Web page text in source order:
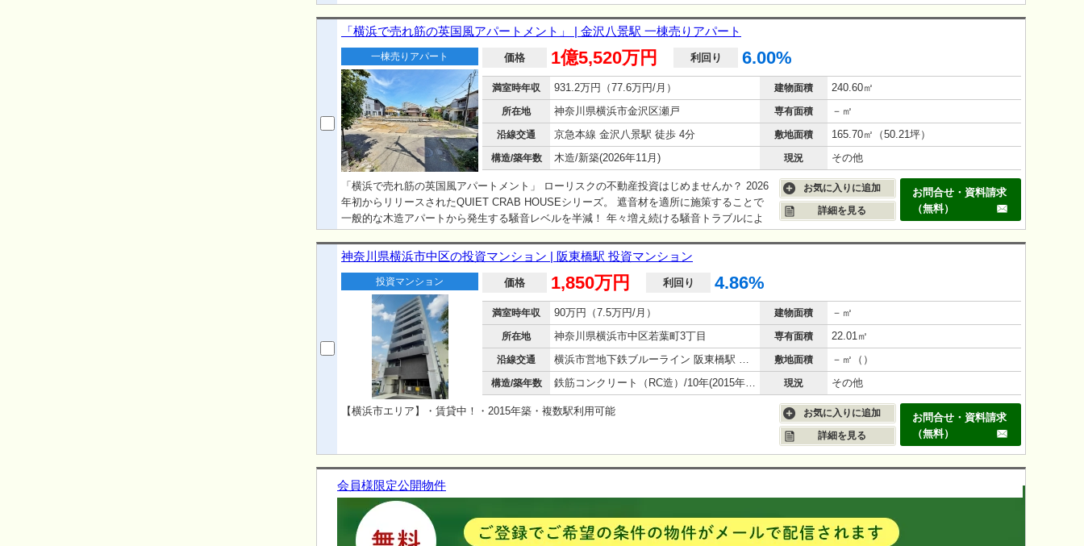
空間設計で、 特に女性からの支持が高く、入居者の女性比率は6割をこえております。 ま
た、管理体制も徹底しており、家賃徴収や入退去管理、滞納家賃の回収やクレーム対応など
もすべて自社でおこなうことで、オーナー様への一切の負担をなくしております。 「横
浜・川崎」エリアの投資家の方であれば1棟は所有されているといっても過言ではありませ
ん。 野球で例えると4番バッターのような活躍をしてくれる物件です！ ※※入居率：
99.37％（2025年3月調べ）※※
「横浜で売れ筋の英国風アパートメント」 | 金沢八景駅 一棟売りアパート
一棟売りアパート 価格 1億5,520万円 利回り 6.00%
満室時年収 931.2万円（77.6万円/月） 建物面積 240.60㎡
所在地 神奈川県横浜市金沢区瀬戸 専有面積 －㎡
沿線交通 京急本線 金沢八景駅 徒歩 4分 敷地面積 165.70㎡（50.21坪）
構造/築年数 木造/新築(2026年11月) 現況 その他
「横浜で売れ筋の英国風アパートメント」 ローリスクの不動産投資はじめませんか？ 2026
年初からリリースされたQUIET CRAB HOUSEシリーズ。 遮音材を適所に施策することで
一般的な木造アパートから発生する騒音レベルを半減！ 年々増え続ける騒音トラブルによ
らしの方から新婚のご夫婦、カップル・姉妹まで、幅広くターゲット層を広げることで、入
居率の安定を図ります。 黒を基調にしたシンプルでモダンなExteriorと、ヴィンテージ感の
ある建具を採用したおしゃれなInterior。 深色…
お気に入りに追加
詳細を見る
お問合せ・資料請求
（無料）
神奈川県横浜市中区の投資マンション | 阪東橋駅 投資マンション
投資マンション 価格 1,850万円 利回り 4.86%
満室時年収 90万円（7.5万円/月） 建物面積 －㎡
所在地 神奈川県横浜市中区若葉町3丁目 専有面積 22.01㎡
沿線交通 横浜市営地下鉄ブルーライン 阪東橋駅 徒歩 5分 敷地面積 －㎡（）
構造/築年数 鉄筋コンクリート（RC造）/10年(2015年12月) 現況 その他
【横浜市エリア】・賃貸中！・2015年築・複数駅利用可能
お気に入りに追加
詳細を見る
お問合せ・資料請求
（無料）
会員様限定公開物件